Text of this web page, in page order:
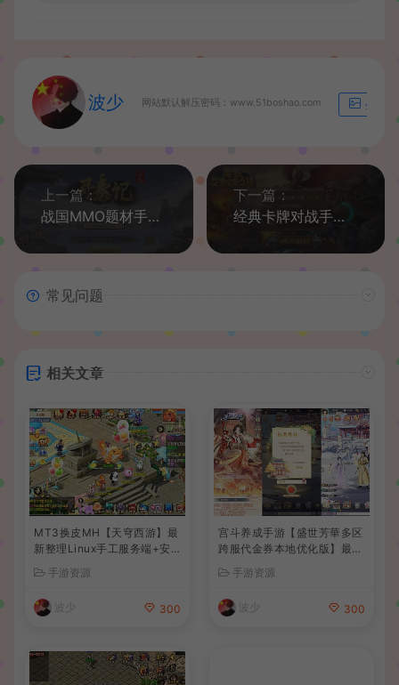
波少 网站默认解压密码：www.51boshao.com 生成海
上一篇：
战国MMO题材手游【寻秦记】最新整理Linux手工服务端+单机一键即玩镜像服务端+安卓苹果双端+GM授权后台+详细搭建教程
下一篇：
经典卡牌对战手游【艾泽拉斯之战】最新整理Win系一键即玩服务端+安卓+充值教程+详细搭建教程
常见问题
相关文章
MT3换皮MH【天穹西游】最
新整理Linux手工服务端+安
卓苹果双端+GM后台+详细搭
建教程+全套源码+视频教程
手游资源
波少 300
宫斗养成手游【盛世芳華多区
跨服代金券本地优化版】最新
整理单机一键即玩端+Linux
手工服务端+CDK授权后台
+安卓+详细搭建教程
手游资源
波少 300